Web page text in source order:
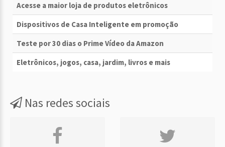
Acesse a maior loja de produtos eletrônicos
Dispositivos de Casa Inteligente em promoção
Teste por 30 dias o Prime Vídeo da Amazon
Eletrônicos, jogos, casa, jardim, livros e mais
Nas redes sociais